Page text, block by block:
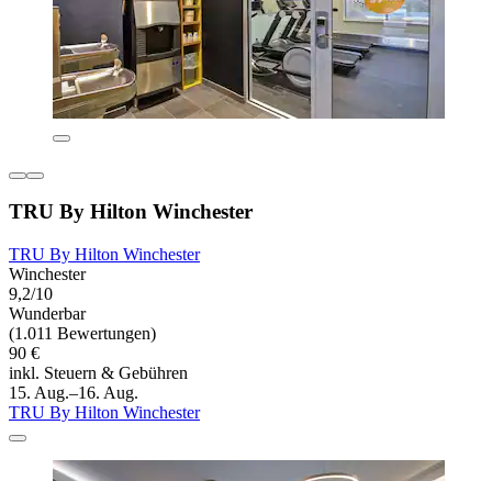
TRU By Hilton Winchester
TRU By Hilton Winchester
Winchester
9,2/10
Wunderbar
(1.011 Bewertungen)
90 €
inkl. Steuern & Gebühren
15. Aug.–16. Aug.
TRU By Hilton Winchester